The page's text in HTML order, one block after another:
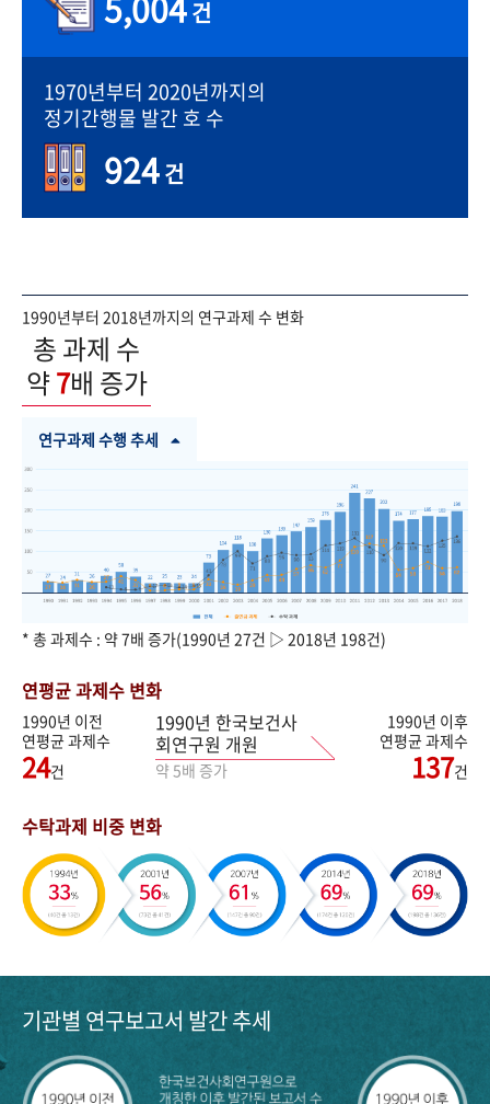
건
1970년부터 2020년까지의
정기간행물 발간 호 수
924건
1990년부터 2018년까지의 연구과제 수 변화
총 과제 수
약7배 증가
연구과제 수행 추세
* 총 과제수 : 약 7배 증가(1990년 27건 ▷ 2018년 198건)
연평균 과제수 변화
1990년 이전
연평균 과제수
24건
1990년 한국보건사
회연구원 개원
약 5배 증가
1990년 이후
연평균 과제수
137건
수탁과제 비중 변화
기관별 연구보고서 발간 추세